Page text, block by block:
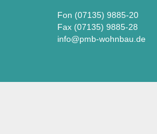
Fon (07135) 9885-20
Fax (07135) 9885-28
info@pmb-wohnbau.de